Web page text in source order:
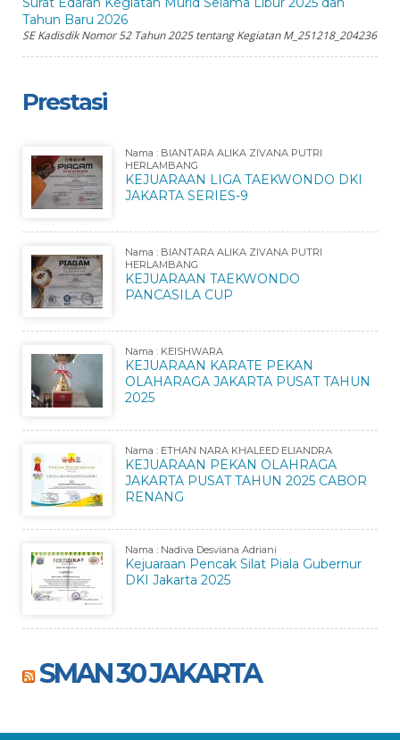
Tahun Baru 2026
SE Kadisdik Nomor 52 Tahun 2025 tentang Kegiatan M_251218_204236
Prestasi
Nama : BIANTARA ALIKA ZIVANA PUTRI
HERLAMBANG
KEJUARAAN LIGA TAEKWONDO DKI
JAKARTA SERIES-9
Nama : BIANTARA ALIKA ZIVANA PUTRI
HERLAMBANG
KEJUARAAN TAEKWONDO
PANCASILA CUP
Nama : KEISHWARA
KEJUARAAN KARATE PEKAN
OLAHARAGA JAKARTA PUSAT TAHUN
2025
Nama : ETHAN NARA KHALEED ELIANDRA
KEJUARAAN PEKAN OLAHRAGA
JAKARTA PUSAT TAHUN 2025 CABOR
RENANG
Nama : Nadiva Desviana Adriani
Kejuaraan Pencak Silat Piala Gubernur
DKI Jakarta 2025
SMAN 30 JAKARTA